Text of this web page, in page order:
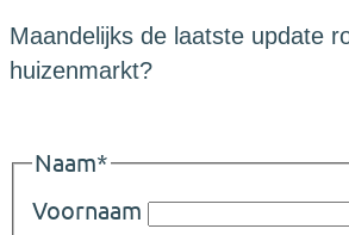
Maandelijks de laatste update
huizenmarkt?
Naam*
Voornaam